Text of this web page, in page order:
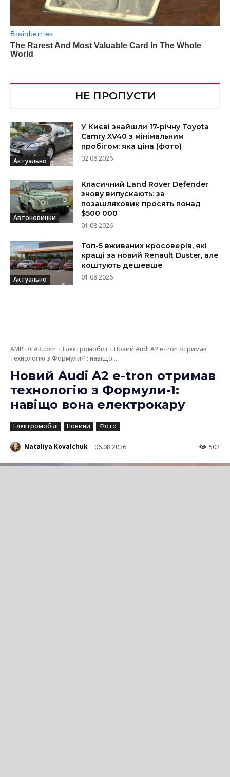
НЕ ПРОПУСТИ
Актуально
У Києві знайшли 17-річну Toyota
Camry XV40 з мінімальним
пробігом: яка ціна (фото)
02.08.2026
Автоновинки
Класичний Land Rover Defender
знову випускають: за
позашляховик просять понад
$500 000
01.08.2026
Актуально
Топ-5 вживаних кросоверів, які
кращі за новий Renault Duster, але
коштують дешевше
01.08.2026